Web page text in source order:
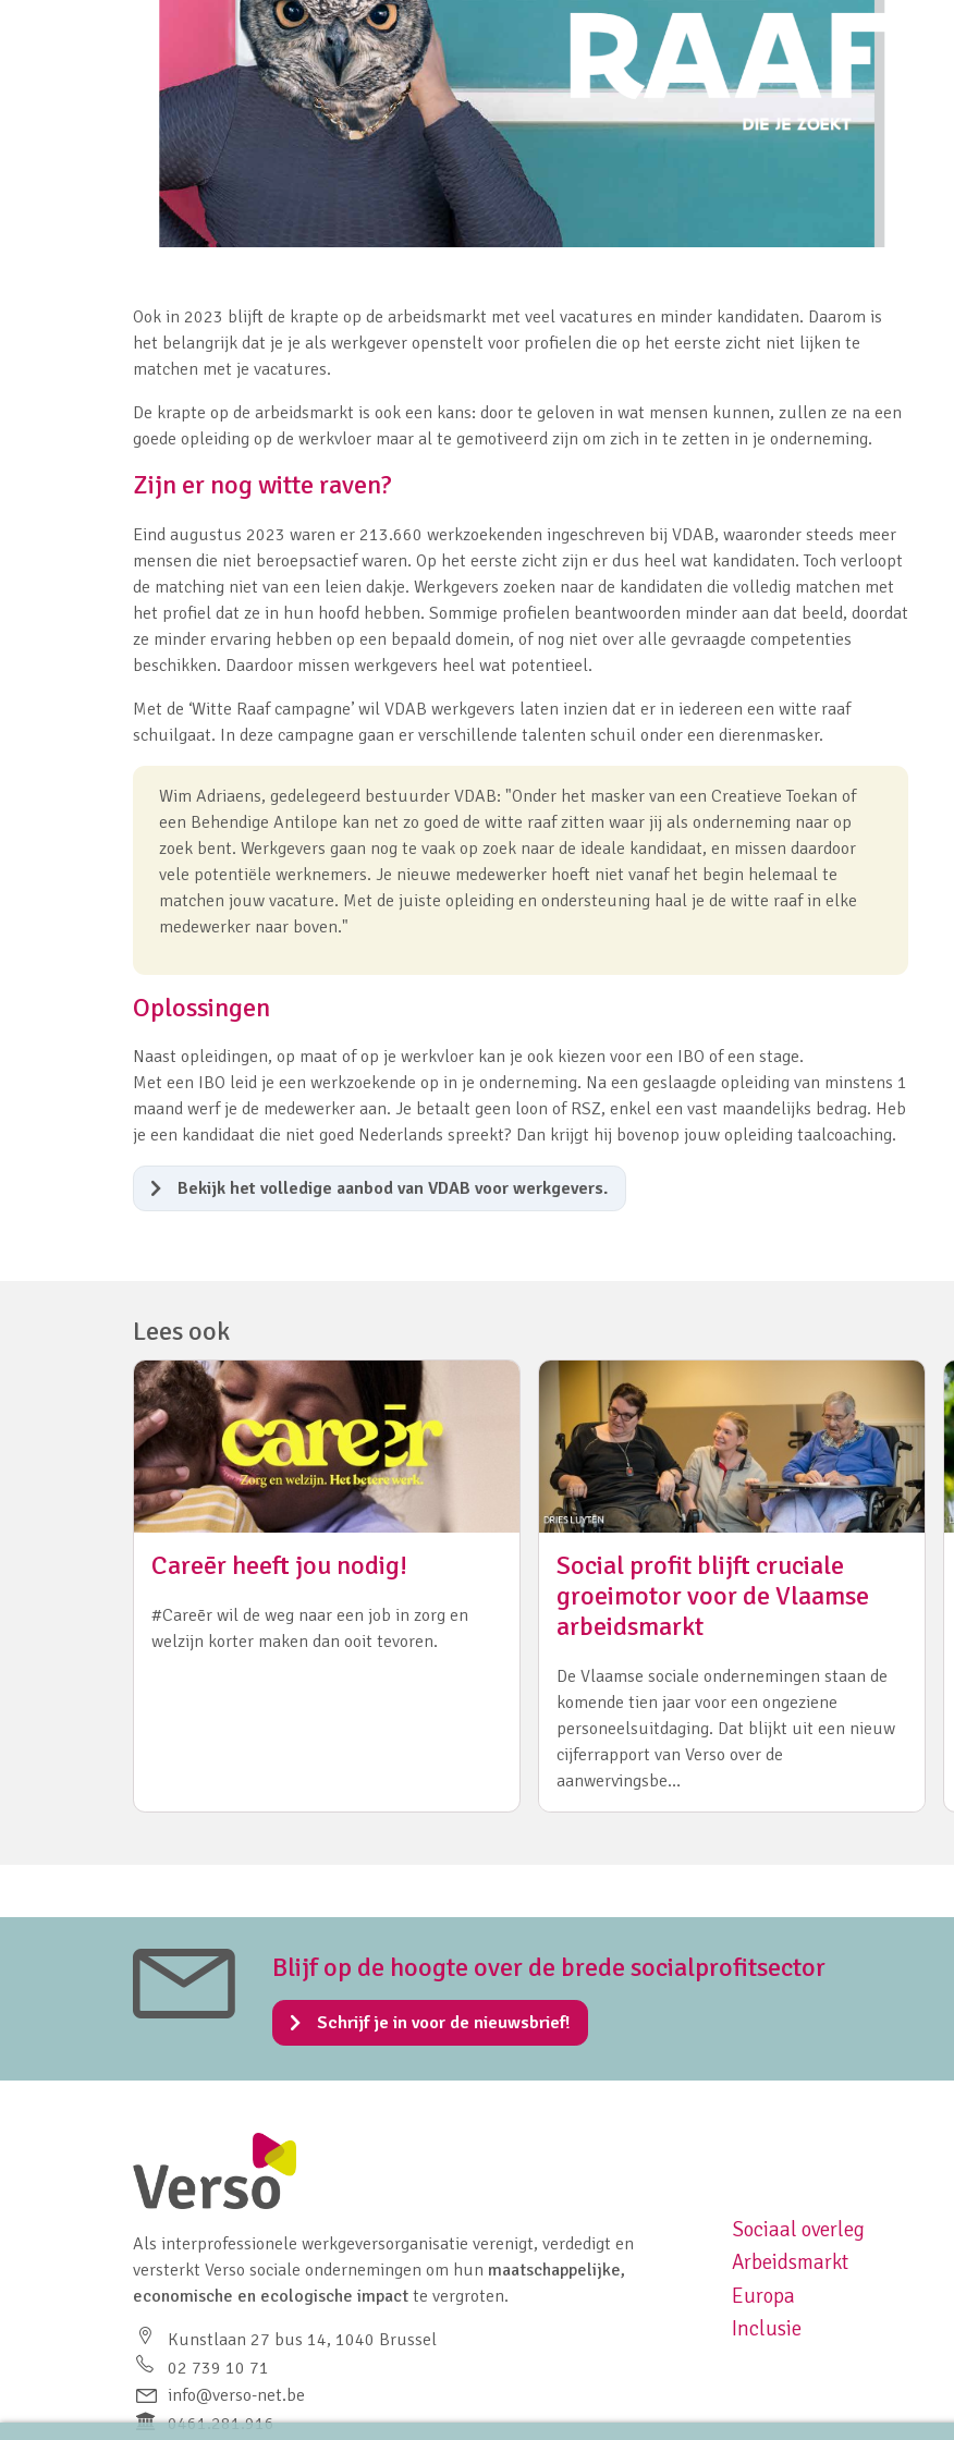
Ook in 2023 blijft de krapte op de arbeidsmarkt met veel vacatures en minder kandidaten. Daarom is
het belangrijk dat je je als werkgever openstelt voor profielen die op het eerste zicht niet lijken te
matchen met je vacatures.
De krapte op de arbeidsmarkt is ook een kans: door te geloven in wat mensen kunnen, zullen ze na een
goede opleiding op de werkvloer maar al te gemotiveerd zijn om zich in te zetten in je onderneming.
Zijn er nog witte raven?
Eind augustus 2023 waren er 213.660 werkzoekenden ingeschreven bij VDAB, waaronder steeds meer
mensen die niet beroepsactief waren. Op het eerste zicht zijn er dus heel wat kandidaten. Toch verloopt
de matching niet van een leien dakje. Werkgevers zoeken naar de kandidaten die volledig matchen met
het profiel dat ze in hun hoofd hebben. Sommige profielen beantwoorden minder aan dat beeld, doordat
ze minder ervaring hebben op een bepaald domein, of nog niet over alle gevraagde competenties
beschikken. Daardoor missen werkgevers heel wat potentieel.
Met de ‘Witte Raaf campagne’ wil VDAB werkgevers laten inzien dat er in iedereen een witte raaf
schuilgaat. In deze campagne gaan er verschillende talenten schuil onder een dierenmasker.
Wim Adriaens, gedelegeerd bestuurder VDAB: "Onder het masker van een Creatieve Toekan of
een Behendige Antilope kan net zo goed de witte raaf zitten waar jij als onderneming naar op
zoek bent. Werkgevers gaan nog te vaak op zoek naar de ideale kandidaat, en missen daardoor
vele potentiële werknemers. Je nieuwe medewerker hoeft niet vanaf het begin helemaal te
matchen jouw vacature. Met de juiste opleiding en ondersteuning haal je de witte raaf in elke
medewerker naar boven."
Oplossingen
Naast opleidingen, op maat of op je werkvloer kan je ook kiezen voor een IBO of een stage.
Met een IBO leid je een werkzoekende op in je onderneming. Na een geslaagde opleiding van minstens 1
maand werf je de medewerker aan. Je betaalt geen loon of RSZ, enkel een vast maandelijks bedrag. Heb
je een kandidaat die niet goed Nederlands spreekt? Dan krijgt hij bovenop jouw opleiding taalcoaching.
Bekijk het volledige aanbod van VDAB voor werkgevers.
Lees ook
Careēr heeft jou nodig!
#Careēr wil de weg naar een job in zorg en
welzijn korter maken dan ooit tevoren.
Social profit blijft cruciale
groeimotor voor de Vlaamse
arbeidsmarkt
De Vlaamse sociale ondernemingen staan de
komende tien jaar voor een ongeziene
personeelsuitdaging. Dat blijkt uit een nieuw
cijferrapport van Verso over de
aanwervingsbe…
Blijf op de hoogte over de brede socialprofitsector
Schrijf je in voor de nieuwsbrief!
Als interprofessionele werkgeversorganisatie verenigt, verdedigt en
versterkt Verso sociale ondernemingen om hun maatschappelijke,
economische en ecologische impact te vergroten.
Kunstlaan 27 bus 14, 1040 Brussel
02 739 10 71
info@verso-net.be
0461.281.916
Footer navigation left
Sociaal overleg
Arbeidsmarkt
Europa
Inclusie